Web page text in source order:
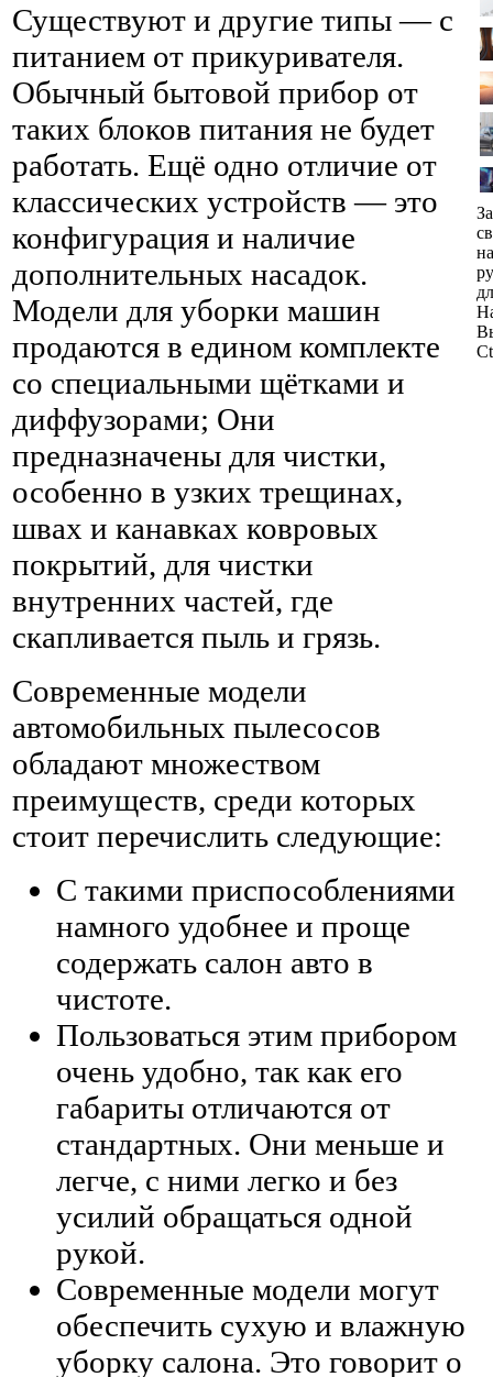
Существуют и другие типы — с
питанием от прикуривателя.
Обычный бытовой прибор от
таких блоков питания не будет
работать. Ещё одно отличие от
классических устройств — это
конфигурация и наличие
дополнительных насадок.
Модели для уборки машин
продаются в едином комплекте
со специальными щётками и
диффузорами; Они
предназначены для чистки,
особенно в узких трещинах,
швах и канавках ковровых
покрытий, для чистки
внутренних частей, где
скапливается пыль и грязь.
Современные модели
автомобильных пылесосов
обладают множеством
преимуществ, среди которых
стоит перечислить следующие:
С такими приспособлениями
намного удобнее и проще
содержать салон авто в
чистоте.
Пользоваться этим прибором
очень удобно, так как его
габариты отличаются от
стандартных. Они меньше и
легче, с ними легко и без
усилий обращаться одной
рукой.
Современные модели могут
обеспечить сухую и влажную
уборку салона. Это говорит о